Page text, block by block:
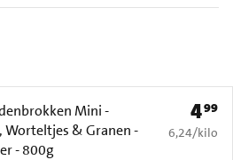
Mini -
Worteltjes & Granen -
- 800g
Prijs:
499
€ 6,24 per
6,24/kilo